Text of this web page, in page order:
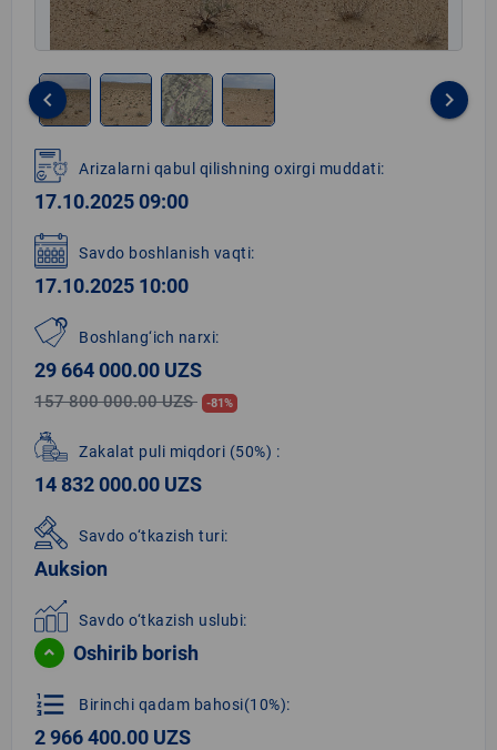
1
of
4
keyboard_arrow_left keyboard_arrow_right
Arizalarni qabul qilishning oxirgi muddati:
17.10.2025 09:00
Savdo boshlanish vaqti:
17.10.2025 10:00
Boshlang‘ich narxi:
29 664 000.00 UZS
157 800 000.00 UZS -81%
Zakalat puli miqdori (50%) :
14 832 000.00 UZS
Savdo o‘tkazish turi:
Auksion
Savdo o‘tkazish uslubi:
Oshirib borish
format_list_numbered Birinchi qadam bahosi(10%):
2 966 400.00 UZS